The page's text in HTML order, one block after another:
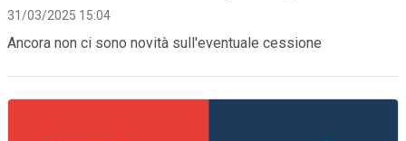
31/03/2025 15:04
Ancora non ci sono novità sull'eventuale cessione